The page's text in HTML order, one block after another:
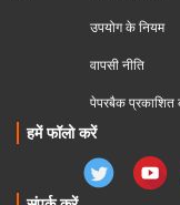
उपयोग के नियम
वापसी नीति
पेपरबैक प्रकाशित
हमें फॉलो करें